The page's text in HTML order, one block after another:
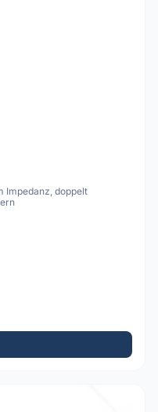
Impedanz, doppelt